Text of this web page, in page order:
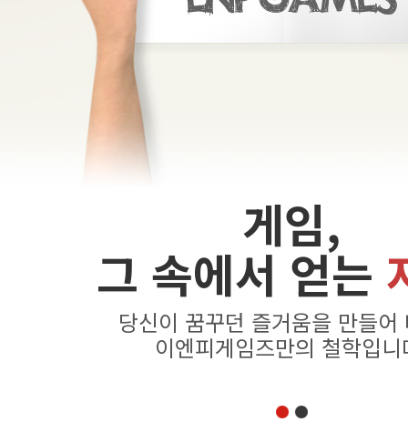
게임,
그 속에서 얻는
당신이 꿈꾸던 즐거움을 만들어
이엔피게임즈만의 철학입